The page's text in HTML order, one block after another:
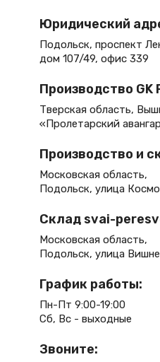
Юридический
Подольск, проспект
дом 107/49, офис 339
Производство GK
Тверская область,
«Пролетарский
Производство и
Московская область,
Подольск, улица
Склад svai-
Московская область,
Подольск, улица
График работы:
Пн-Пт 9:00-19:00
Сб, Вс - выходные
Звоните: